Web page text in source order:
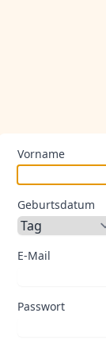
Vorname
Geburtsdatum
E-Mail
Passwort